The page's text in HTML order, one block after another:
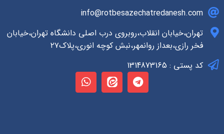
info@rotbesazechatredanesh.com
تهران،خیابان انقلاب،روبروی درب اصلی دانشگاه تهران،خیابان
فخر رازی،بعداز روانمهر،نبش کوچه انوری،پلاک۲۷
کد پستی : 1314873165